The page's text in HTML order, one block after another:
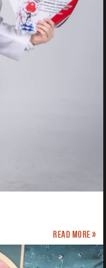
Read more »